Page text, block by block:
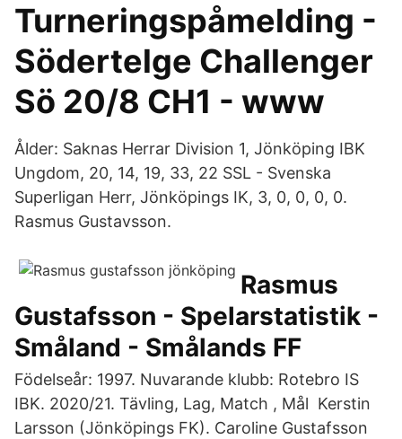
Turneringspåmelding -
Södertelge Challenger
Sö 20/8 CH1 - www
Ålder: Saknas Herrar Division 1, Jönköping IBK
Ungdom, 20, 14, 19, 33, 22 SSL - Svenska
Superligan Herr, Jönköpings IK, 3, 0, 0, 0, 0.
Rasmus Gustavsson.
Rasmus
Gustafsson - Spelarstatistik -
Småland - Smålands FF
Födelseår: 1997. Nuvarande klubb: Rotebro IS
IBK. 2020/21. Tävling, Lag, Match , Mål Kerstin
Larsson (Jönköpings FK). Caroline Gustafsson